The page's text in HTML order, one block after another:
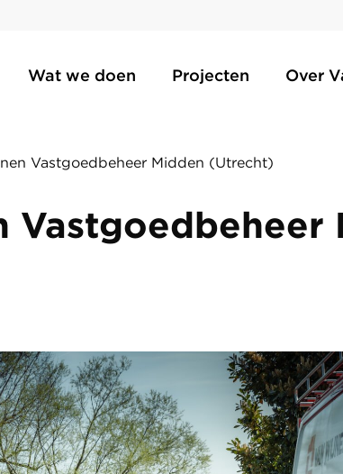
Wat we doen Projecten Over
Vastgoedbeheer Midden (Utrecht)
Vastgoedbeheer